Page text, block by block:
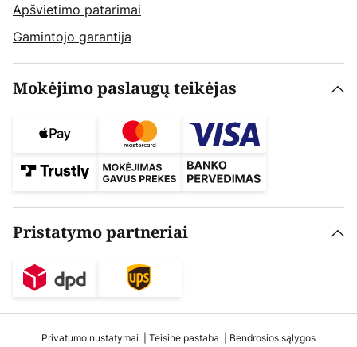
Apšvietimo patarimai
Gamintojo garantija
Mokėjimo paslaugų teikėjas
Pristatymo partneriai
Privatumo nustatymai Teisinė pastaba Bendrosios sąlygos